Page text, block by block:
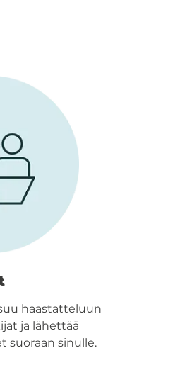
haastatteluun
ja lähettää
suoraan sinulle.